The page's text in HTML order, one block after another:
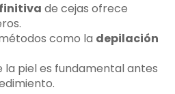
de cejas ofrece
como la depilación
la piel es fundamental antes